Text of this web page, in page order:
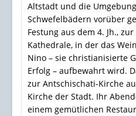
Altstadt und die
Schwefelbädern vorüber
Festung aus dem 4. Jh.,
Kathedrale, in der das
Nino – sie christianisierte
Erfolg – aufbewahrt wird.
zur Antschischati-Kirche
Kirche der Stadt. Ihr
einem gemütlichen